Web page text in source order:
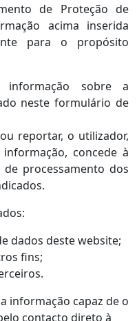
de Proteção de
acima inserida
para o propósito
informação sobre a
neste formulário de
reportar, o utilizador,
concede à
processamento dos
dados deste website;
fins;
informação capaz de o
contacto direto à